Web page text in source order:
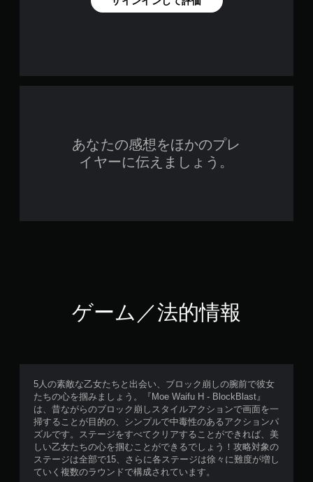
あなたの感想をほかのプレ
イヤーに伝えましょう。
ゲーム／法的情報
5人の素敵な乙女たちと出会い、ブロック崩しの腕前で彼女
たちの心を掴みましょう。『Moe Waifu H - BlockBlast』
は、昔ながらのブロック崩しスタイルアクションで画面を一
掃することが目的の、シンプルで中毒性のあるアクションパ
ズルです。ステージをすべてクリアすることができれば、美
しい乙女たちの心を掴むことができるでしょう！攻略対象の
ステージは全部で15、さらに各ステージは徐々に難度が増し
ていく複数のラウンドで構成されています。